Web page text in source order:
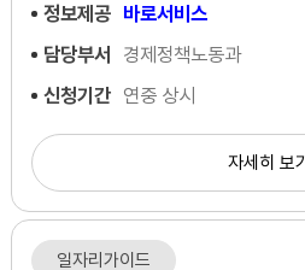
정보제공 바로서비스
담당부서
경제정책노동과
신청기간 연중 상시
자세히 보기
일자리가이드